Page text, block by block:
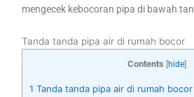
mengecek kebocoran pipa di bawah
Tanda tanda pipa air di rumah bocor
Contents [hide]
1 Tanda tanda pipa air di rumah bocor